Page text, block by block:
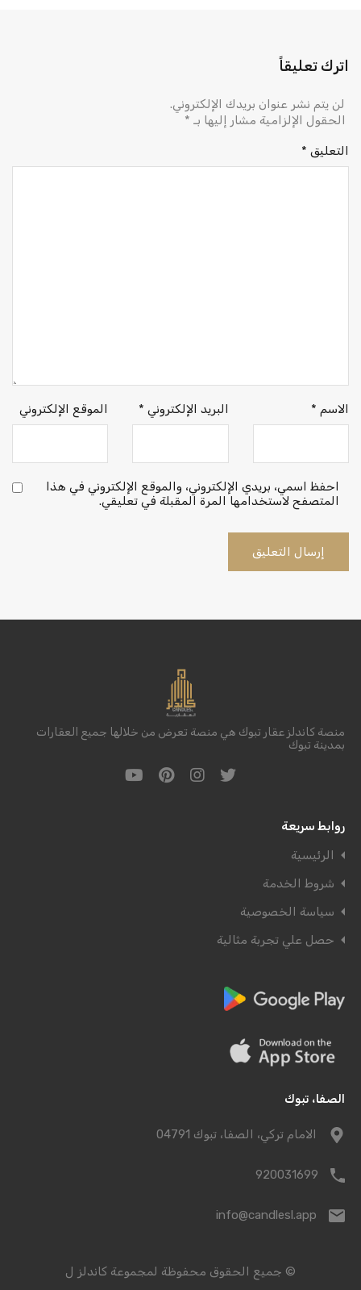
اترك تعليقاً
لن يتم نشر عنوان بريدك الإلكتروني.
الحقول الإلزامية مشار إليها بـ *
التعليق *
الاسم * البريد الإلكتروني * الموقع الإلكتروني
احفظ اسمي، بريدي الإلكتروني، والموقع الإلكتروني في هذا
المتصفح لاستخدامها المرة المقبلة في تعليقي.
منصة كاندلز عقار تبوك هي منصة تعرض من خلالها جميع العقارات
بمدينة تبوك
روابط سريعة
الرئيسية
شروط الخدمة
سياسة الخصوصية
حصل علي تجربة مثالية
الصفا، تبوك
الامام تركي، الصفا، تبوك 04791
920031699
info@candlesl.app
© جميع الحقوق محفوظة لمجموعة كاندلز ل